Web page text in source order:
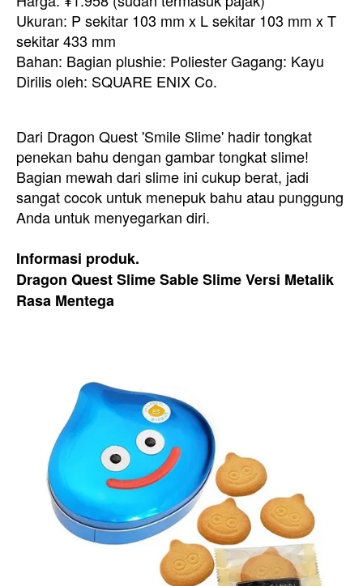
Ukuran: P sekitar 103 mm x L sekitar 103 mm x T
sekitar 433 mm
Bahan: Bagian plushie: Poliester Gagang: Kayu
Dirilis oleh: SQUARE ENIX Co.
Dari Dragon Quest 'Smile Slime' hadir tongkat
penekan bahu dengan gambar tongkat slime!
Bagian mewah dari slime ini cukup berat, jadi
sangat cocok untuk menepuk bahu atau punggung
Anda untuk menyegarkan diri.
Informasi produk.
Dragon Quest Slime Sable Slime Versi Metalik
Rasa Mentega